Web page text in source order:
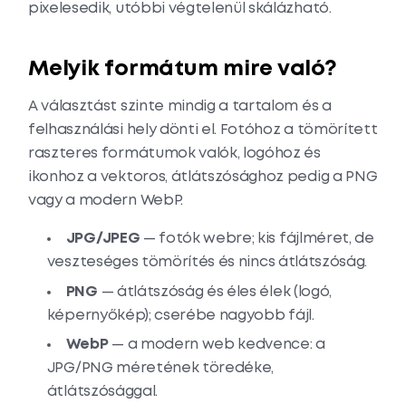
pixelesedik, utóbbi végtelenül skálázható.
Melyik formátum mire való?
A választást szinte mindig a tartalom és a
felhasználási hely dönti el. Fotóhoz a tömörített
raszteres formátumok valók, logóhoz és
ikonhoz a vektoros, átlátszósághoz pedig a PNG
vagy a modern WebP.
JPG/JPEG — fotók webre; kis fájlméret, de
veszteséges tömörítés és nincs átlátszóság.
PNG — átlátszóság és éles élek (logó,
képernyőkép); cserébe nagyobb fájl.
WebP— a modern web kedvence: a
JPG/PNG méretének töredéke,
átlátszósággal.